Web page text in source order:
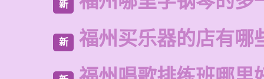
新
新 福州买乐器的店有哪